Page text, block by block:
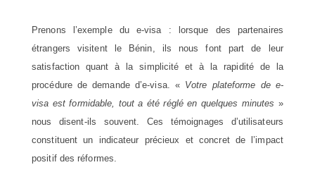
Prenons l’exemple du e-visa : lorsque des partenaires
étrangers visitent le Bénin, ils nous font part de leur
satisfaction quant à la simplicité et à la rapidité de la
procédure de demande d’e-visa. « Votre plateforme de e-
visa est formidable, tout a été réglé en quelques minutes »
nous disent-ils souvent. Ces témoignages d’utilisateurs
constituent un indicateur précieux et concret de l’impact
positif des réformes.